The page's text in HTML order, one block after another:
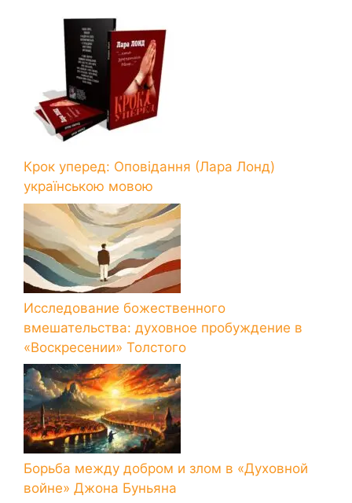
Крок уперед: Оповідання (Лара Лонд)
українською мовою
Исследование божественного
вмешательства: духовное пробуждение в
«Воскресении» Толстого
Борьба между добром и злом в «Духовной
войне» Джона Буньяна